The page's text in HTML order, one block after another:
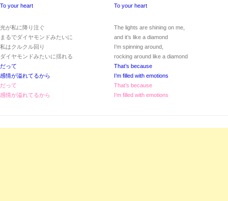
To your heart
光が私に降り注ぐ
まるでダイヤモンドみたいに
私はクルクル回り
ダイヤモンドみたいに揺れる
だって
感情が溢れてるから
だって
感情が溢れてるから
To your heart
The lights are shining on me,
and it’s like a diamond
I’m spinning around,
rocking around like a diamond
That’s because
I’m filled with emotions
That’s because
I’m filled with emotions